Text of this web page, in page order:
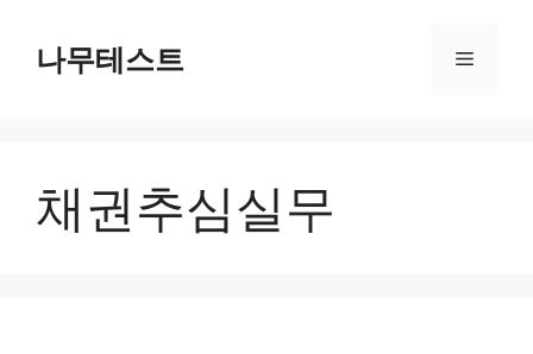
나무테스트 메
채권추심실무